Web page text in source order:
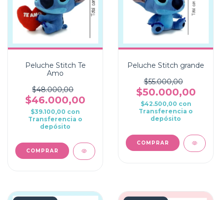
Peluche Stitch Te
Amo
$48.000,00
$46.000,00
$39.100,00 con
Transferencia o
depósito
Peluche Stitch grande
$55.000,00
$50.000,00
$42.500,00 con
Transferencia o
depósito